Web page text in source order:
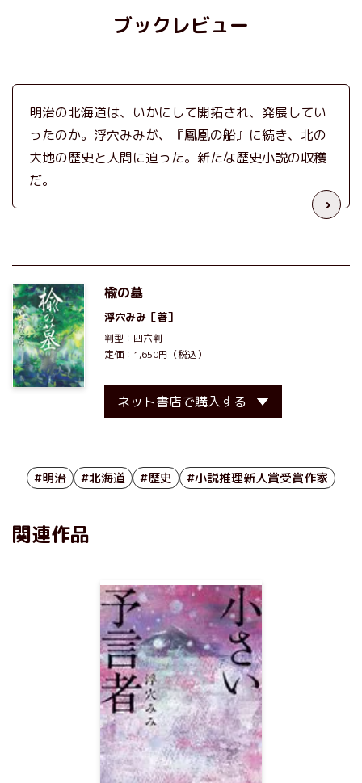
ブックレビュー
明治の北海道は、いかにして開拓され、発展してい
ったのか。浮穴みみが、『鳳凰の船』に続き、北の
大地の歴史と人間に迫った。新たな歴史小説の収穫
だ。
楡の墓
浮穴みみ ［著］
判型：四六判
定価：1,650円（税込）
ネット書店で購入する
#明治 #北海道 #歴史 #小説推理新人賞受賞作家
関連作品